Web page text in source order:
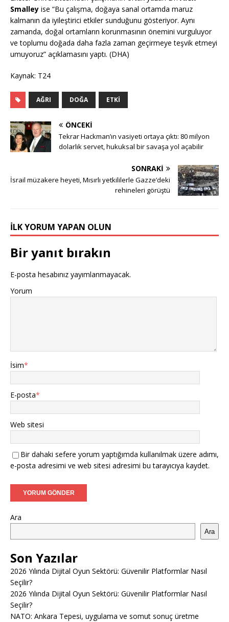
Smalley ise “Bu çalışma, doğaya sanal ortamda maruz
kalmanın da iyileştirici etkiler sunduğunu gösteriyor. Aynı
zamanda, doğal ortamların korunmasının önemini vurguluyor
ve toplumu doğada daha fazla zaman geçirmeye teşvik etmeyi
umuyoruz” açıklamasını yaptı. (DHA)
Kaynak: T24
AĞRI DOĞA ETKI
ÖNCEKI
Tekrar Hackman’ın vasiyeti ortaya çıktı: 80 milyon
dolarlık servet, hukuksal bir savaşa yol açabilir
SONRAKI
İsrail müzakere heyeti, Mısırlı yetkililerle Gazze’deki
rehineleri görüştü
İLK YORUM YAPAN OLUN
Bir yanıt bırakın
E-posta hesabınız yayımlanmayacak.
Yorum
İsim*
E-posta*
Web sitesi
Bir dahaki sefere yorum yaptığımda kullanılmak üzere adımı,
e-posta adresimi ve web sitesi adresimi bu tarayıcıya kaydet.
Ara
Ara
Son Yazılar
2026 Yılında Dijital Oyun Sektörü: Güvenilir Platformlar Nasıl
Seçilir?
2026 Yılında Dijital Oyun Sektörü: Güvenilir Platformlar Nasıl
Seçilir?
NATO: Ankara Tepesi, uygulama ve somut sonuç üretme